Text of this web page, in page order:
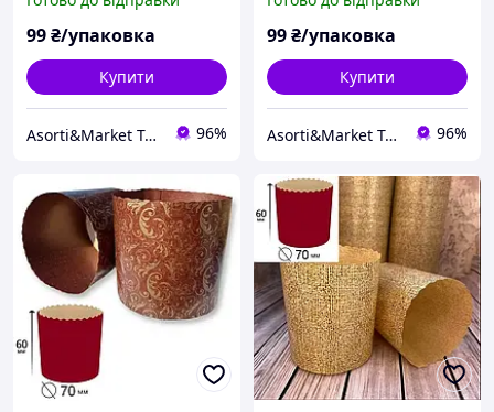
мм. Форми для випікання.
99₴/упаковка
Купити
Asorti&Market Товари для дома-родини 96%
пергамент 20 шт. 70х60
мм. Форми для випікання.
99₴/упаковка
Купити
Asorti&Market Товари для дома-родини 96%